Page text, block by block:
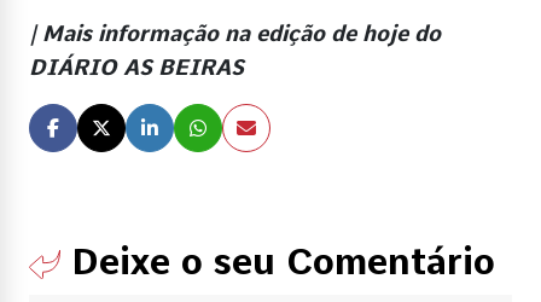
| Mais informação na edição de hoje do
DIÁRIO AS BEIRAS
Deixe o seu Comentário